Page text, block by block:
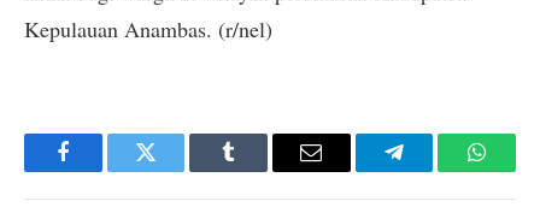
Kepulauan Anambas. (r/nel)
FacebookTwitter Tumblr Email Telegram